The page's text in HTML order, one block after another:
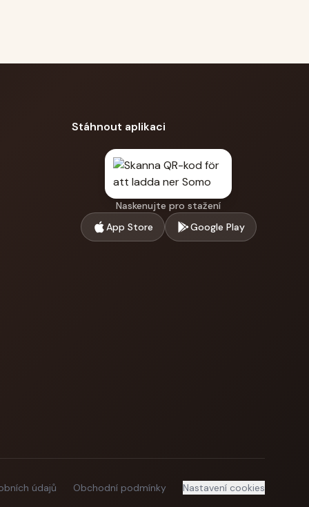
Stáhnout aplikaci
Naskenujte pro stažení
App Store
Google Play
údajů Obchodní podmínky Nastavení cookies